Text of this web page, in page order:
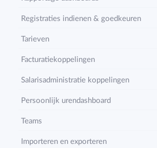
Registraties indienen & goedkeuren
Tarieven
Facturatiekoppelingen
Salarisadministratie koppelingen
Persoonlijk urendashboard
Teams
Importeren en exporteren